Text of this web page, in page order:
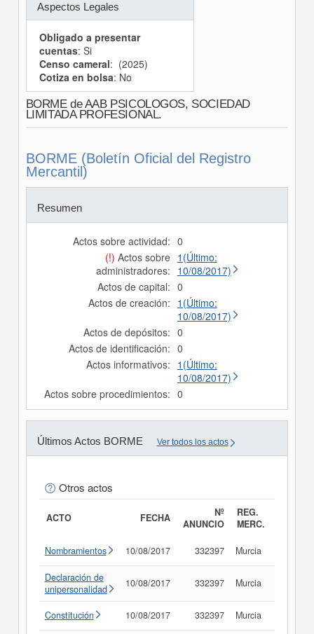
Aspectos Legales
Obligado a presentar
cuentas: Si
Censo cameral: (2025)
Cotiza en bolsa: No
BORME de AAB PSICOLOGOS, SOCIEDAD
LIMITADA PROFESIONAL.
BORME (Boletín Oficial del Registro
Mercantil)
Resumen
Actos sobre actividad: 0
(!) Actos sobre
administradores:
1(Último:
10/08/2017)
Actos de capital: 0
Actos de creación: 1(Último:
10/08/2017)
Actos de depósitos: 0
Actos de identificación: 0
Actos informativos: 1(Último:
10/08/2017)
Actos sobre procedimientos: 0
Últimos Actos BORME Ver todos los actos
Otros actos
ACTO FECHA
Nº
ANUNCIO
REG.
MERC.
Nombramientos 10/08/2017 332397 Murcia
Declaración de
unipersonalidad
10/08/2017 332397 Murcia
Constitución 10/08/2017 332397 Murcia